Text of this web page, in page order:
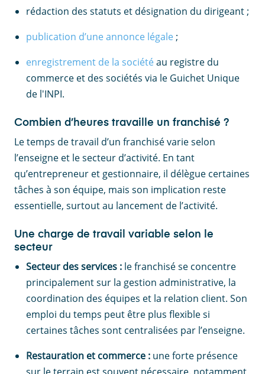
rédaction des statuts et désignation du dirigeant ;
publication d’une annonce légale ;
enregistrement de la sociétéau registre du
commerce et des sociétés via le Guichet Unique
de l'INPI.
Combien d’heures travaille un franchisé ?
Le temps de travail d’un franchisé varie selon
l’enseigne et le secteur d’activité. En tant
qu’entrepreneur et gestionnaire, il délègue certaines
tâches à son équipe, mais son implication reste
essentielle, surtout au lancement de l’activité.
Une charge de travail variable selon le
secteur
Secteur des services : le franchisé se concentre
principalement sur la gestion administrative, la
coordination des équipes et la relation client. Son
emploi du temps peut être plus flexible si
certaines tâches sont centralisées par l’enseigne.
Restauration et commerce : une forte présence